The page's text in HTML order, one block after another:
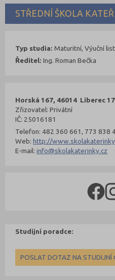
STŘEDNÍ ŠKOLA
Horská 167, 46014 Liberec 17
Zřizovatel: Privátní
IČ: 25016181
Telefon: 482 360 661, 773 838
Web:http://
E-mail:info@skolakaterinky.cz
Typ studia: Maturitní, Výuční list
Ředitel: Ing. Roman Bečka
Studijní poradce:
POSLAT DOTAZ NA STUDIJNÍ